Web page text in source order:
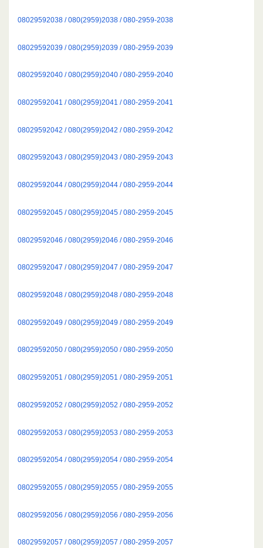
08029592038 / 080(2959)2038 / 080-2959-2038
08029592039 / 080(2959)2039 / 080-2959-2039
08029592040 / 080(2959)2040 / 080-2959-2040
08029592041 / 080(2959)2041 / 080-2959-2041
08029592042 / 080(2959)2042 / 080-2959-2042
08029592043 / 080(2959)2043 / 080-2959-2043
08029592044 / 080(2959)2044 / 080-2959-2044
08029592045 / 080(2959)2045 / 080-2959-2045
08029592046 / 080(2959)2046 / 080-2959-2046
08029592047 / 080(2959)2047 / 080-2959-2047
08029592048 / 080(2959)2048 / 080-2959-2048
08029592049 / 080(2959)2049 / 080-2959-2049
08029592050 / 080(2959)2050 / 080-2959-2050
08029592051 / 080(2959)2051 / 080-2959-2051
08029592052 / 080(2959)2052 / 080-2959-2052
08029592053 / 080(2959)2053 / 080-2959-2053
08029592054 / 080(2959)2054 / 080-2959-2054
08029592055 / 080(2959)2055 / 080-2959-2055
08029592056 / 080(2959)2056 / 080-2959-2056
08029592057 / 080(2959)2057 / 080-2959-2057